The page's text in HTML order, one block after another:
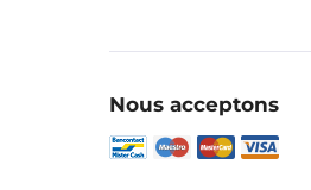
Nous acceptons